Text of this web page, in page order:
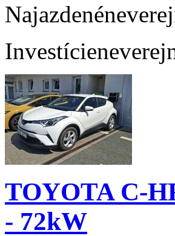
Najazdené
Investície
TOYOTA C-
- 72kW